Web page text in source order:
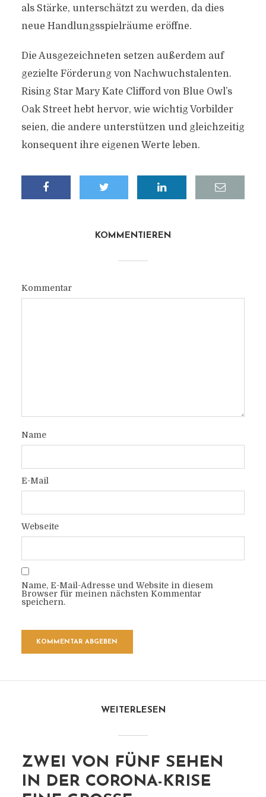
als Stärke, unterschätzt zu werden, da dies
neue Handlungsspielräume eröffne.
Die Ausgezeichneten setzen außerdem auf
gezielte Förderung von Nachwuchstalenten.
Rising Star Mary Kate Clifford von Blue Owl’s
Oak Street hebt hervor, wie wichtig Vorbilder
seien, die andere unterstützen und gleichzeitig
konsequent ihre eigenen Werte leben.
KOMMENTIEREN
Kommentar
Name
E-Mail
Webseite
Name, E-Mail-Adresse und Website in diesem
Browser für meinen nächsten Kommentar
speichern.
WEITERLESEN
ZWEI VON FÜNF SEHEN
IN DER CORONA-KRISE